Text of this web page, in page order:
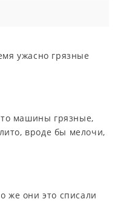
ужасно грязные
машины грязные,
вроде бы мелочи,
же они это списали